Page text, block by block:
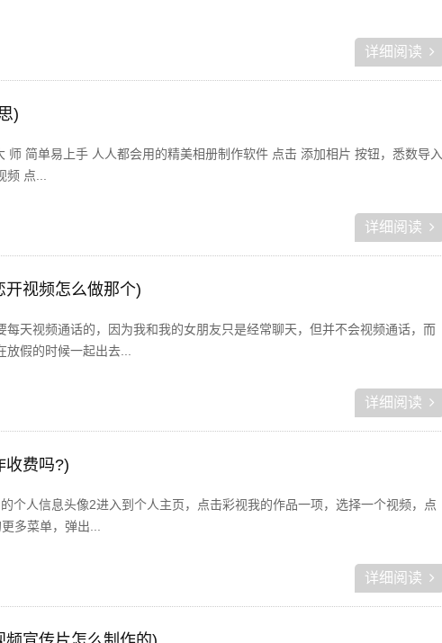
详细阅读
)
师 简单易上手 人人都会用的精美相册制作软件 点击 添加相片 按钮，悉数导入
点...
详细阅读
开视频怎么做那个)
每天视频通话的，因为我和我的女朋友只是经常聊天，但并不会视频通话，而
假的时候一起出去...
详细阅读
收费吗?)
个人信息头像2进入到个人主页，点击彩视我的作品一项，选择一个视频，点
多菜单，弹出...
详细阅读